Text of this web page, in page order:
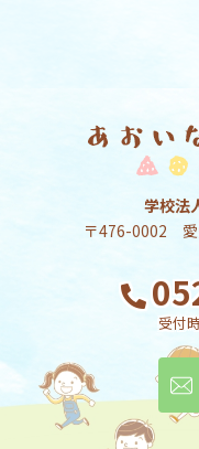
学校法
〒476-0002 愛
受付